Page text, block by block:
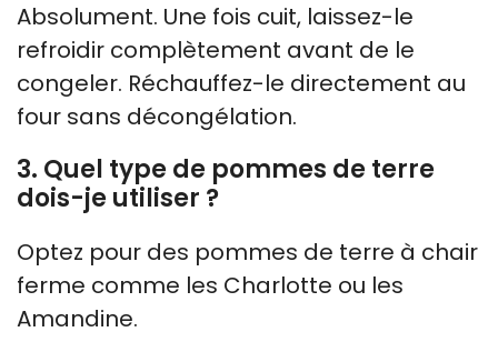
Absolument. Une fois cuit, laissez-le
refroidir complètement avant de le
congeler. Réchauffez-le directement au
four sans décongélation.
3. Quel type de pommes de terre
dois-je utiliser ?
Optez pour des pommes de terre à chair
ferme comme les Charlotte ou les
Amandine.